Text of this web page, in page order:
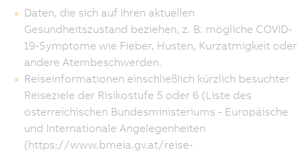
Daten, die sich auf Ihren aktuellen
Gesundheitszustand beziehen, z. B. mögliche COVID-
19-Symptome wie Fieber, Husten, Kurzatmigkeit oder
andere Atembeschwerden.
Reiseinformationen einschließlich kürzlich besuchter
Reiseziele der Risikostufe 5 oder 6 (Liste des
österreichischen Bundesministeriums - Europäische
und Internationale Angelegenheiten
(https://www.bmeia.gv.at/reise-